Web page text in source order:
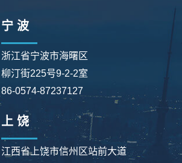
宁 波
浙江省宁波市海曙区
柳汀街225号9-2-2室
86-0574-87237127
上 饶
江西省上饶市信州区站前大道